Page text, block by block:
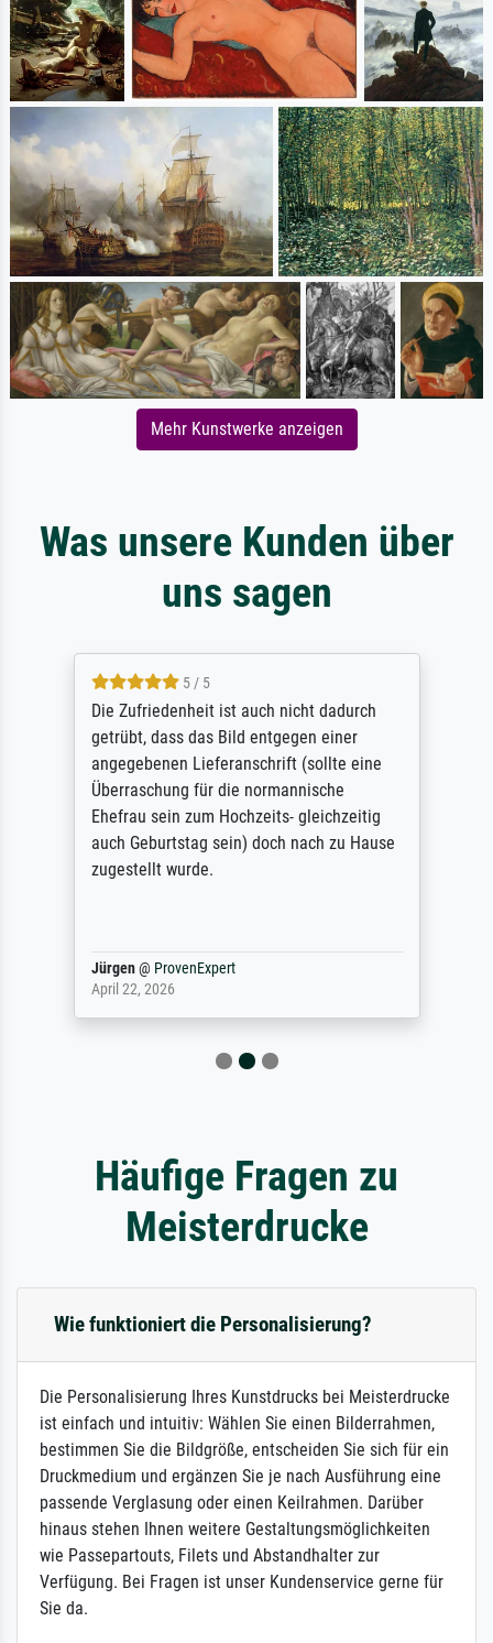
Mehr Kunstwerke anzeigen
Was unsere Kunden über
uns sagen
5 / 5
Die Zufriedenheit ist auch nicht dadurch
getrübt, dass das Bild entgegen einer
angegebenen Lieferanschrift (sollte eine
Überraschung für die normannische
Ehefrau sein zum Hochzeits- gleichzeitig
auch Geburtstag sein) doch nach zu Hause
zugestellt wurde.
Jürgen@ ProvenExpert
April 22, 2026
Häufige Fragen zu
Meisterdrucke
Wie funktioniert die Personalisierung?
Die Personalisierung Ihres Kunstdrucks bei Meisterdrucke
ist einfach und intuitiv: Wählen Sie einen Bilderrahmen,
bestimmen Sie die Bildgröße, entscheiden Sie sich für ein
Druckmedium und ergänzen Sie je nach Ausführung eine
passende Verglasung oder einen Keilrahmen. Darüber
hinaus stehen Ihnen weitere Gestaltungsmöglichkeiten
wie Passepartouts, Filets und Abstandhalter zur
Verfügung. Bei Fragen ist unser Kundenservice gerne für
Sie da.